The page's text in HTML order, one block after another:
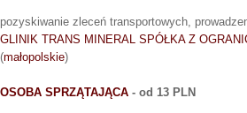
pozyskiwanie zleceń transportowych,
GLINIK TRANS MINERAL SPÓŁKA Z
(małopolskie)
OSOBA SPRZĄTAJĄCA - od 13 PLN